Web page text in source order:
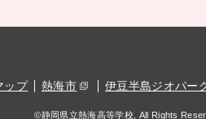
ップ 熱海市 伊豆半島ジオパー
©静岡県立熱海高等学校, All Rights